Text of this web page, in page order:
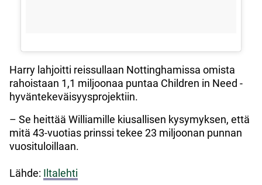
Harry lahjoitti reissullaan Nottinghamissa omista
rahoistaan 1,1 miljoonaa puntaa Children in Need -
hyväntekeväisyysprojektiin.
– Se heittää Williamille kiusallisen kysymyksen, että
mitä 43-vuotias prinssi tekee 23 miljoonan punnan
vuosituloillaan.
Lähde: Iltalehti